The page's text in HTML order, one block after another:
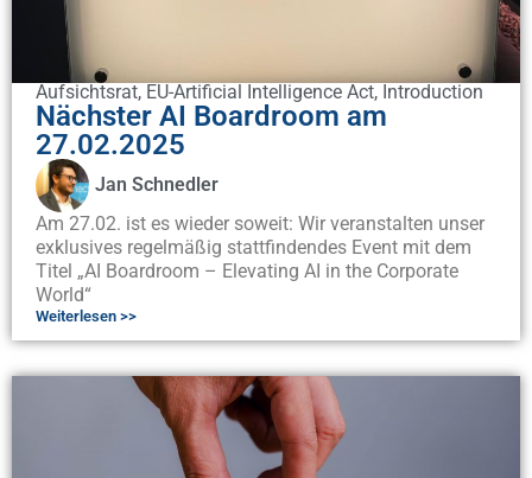
Aufsichtsrat, EU-Artificial Intelligence Act, Introduction
Nächster AI Boardroom am
27.02.2025
Jan Schnedler
Am 27.02. ist es wieder soweit: Wir veranstalten unser
exklusives regelmäßig stattfindendes Event mit dem
Titel „AI Boardroom – Elevating AI in the Corporate
World“
Weiterlesen >>